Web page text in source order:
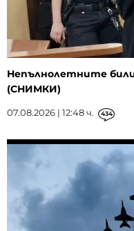
Непълнолетните
(СНИМКИ)
07.08.2026 | 12:48 ч. 434